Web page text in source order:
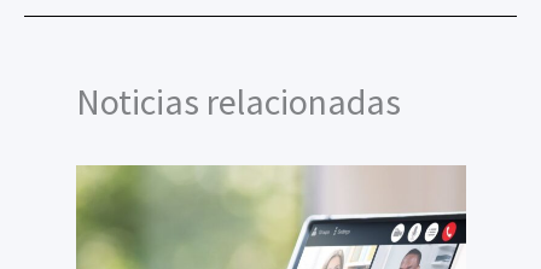
Noticias relacionadas